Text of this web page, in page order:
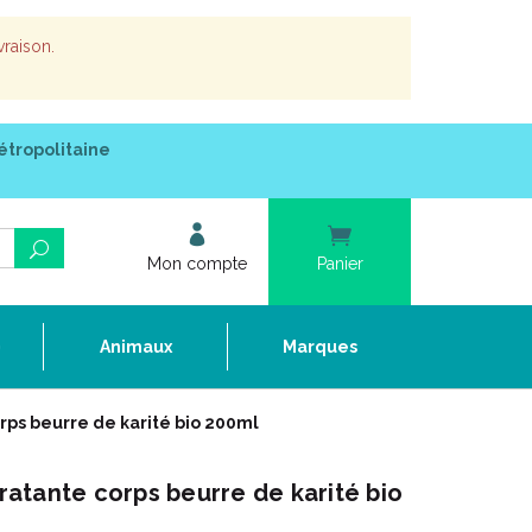
Mon compte Panier
Animaux Marques
beurre de karité bio 200ml
corps beurre de karité bio